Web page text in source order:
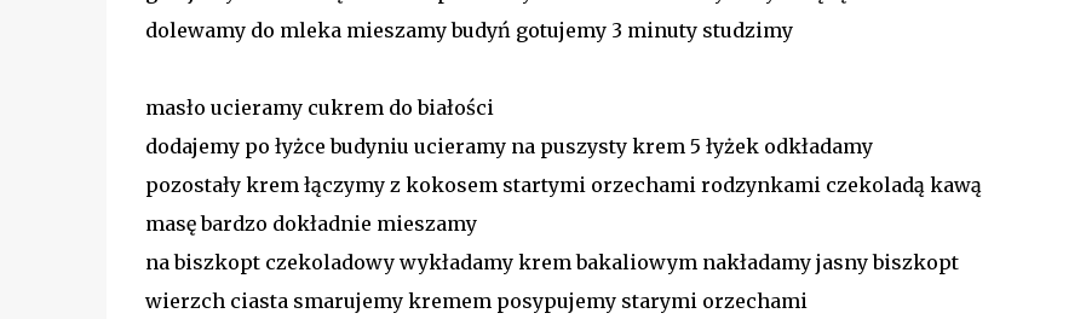
dolewamy do mleka mieszamy budyń gotujemy 3 minuty studzimy
masło ucieramy cukrem do białości
dodajemy po łyżce budyniu ucieramy na puszysty krem 5 łyżek odkładamy
pozostały krem łączymy z kokosem startymi orzechami rodzynkami czekoladą kawą
masę bardzo dokładnie mieszamy
na biszkopt czekoladowy wykładamy krem bakaliowym nakładamy jasny biszkopt
wierzch ciasta smarujemy kremem posypujemy starymi orzechami